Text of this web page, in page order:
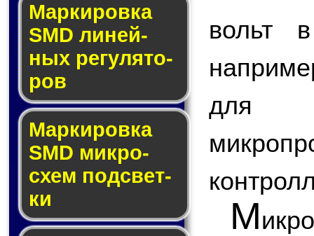
Маркировка
SMD ли­ней­
ных ре­гу­ля­то­
ров
Маркировка
SMD мик­ро­
схем под­свет­
ки
вольт
для
М